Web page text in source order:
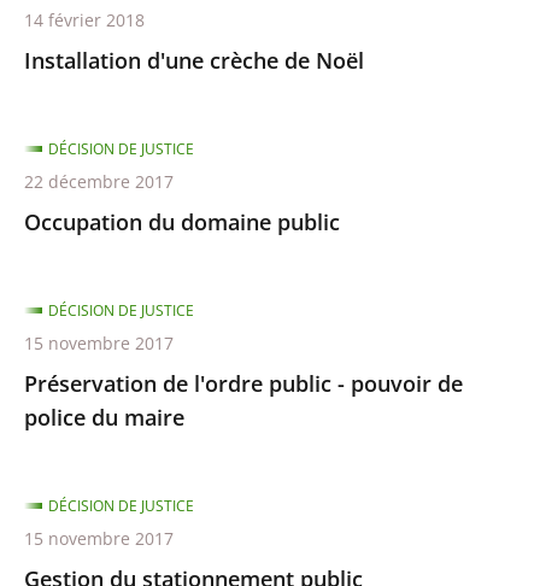
Installation d'une crèche de Noël
14 février 2018
Occupation du domaine public
DÉCISION DE JUSTICE
22 décembre 2017
Préservation de l'ordre public - pouvoir de
police du maire
DÉCISION DE JUSTICE
15 novembre 2017
Gestion du stationnement public
DÉCISION DE JUSTICE
15 novembre 2017